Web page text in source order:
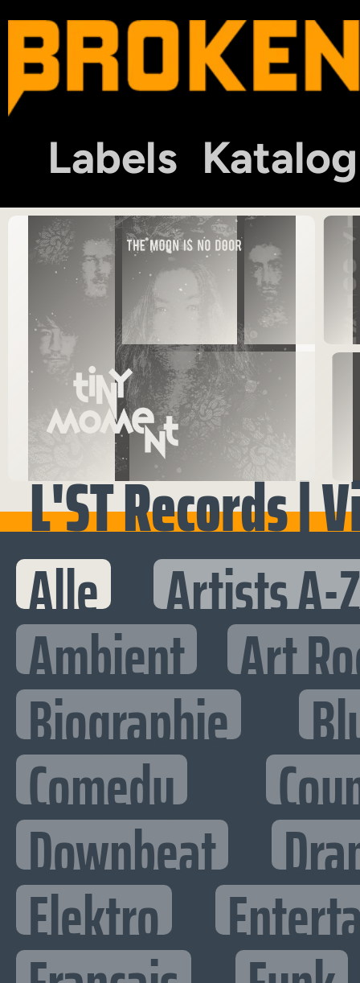
Labels Katalog
L'ST Records |
Alle Artists A-Z
Ambient Art
Biographie
Comedy
Downbeat
Elektro